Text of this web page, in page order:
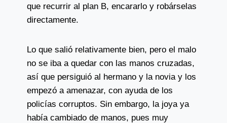
que recurrir al plan B, encararlo y robárselas
directamente.
Lo que salió relativamente bien, pero el malo
no se iba a quedar con las manos cruzadas,
así que persiguió al hermano y la novia y los
empezó a amenazar, con ayuda de los
policías corruptos. Sin embargo, la joya ya
había cambiado de manos, pues muy